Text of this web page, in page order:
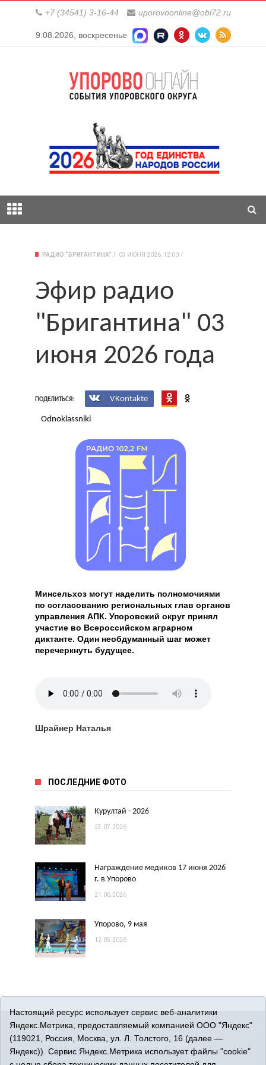
+7 (34541) 3-16-44 uporovoonline@obl72.ru
9.08.2026, воскресенье
РАДИО “БРИГАНТИНА” 03 ИЮНЯ 2026, 12:00
Эфир радио
"Бригантина" 03
июня 2026 года
ПОДЕЛИТЬСЯ: VKontakte
Odnoklassniki
Минсельхоз могут наделить полномочиями
по согласованию региональных глав органов
управления АПК. Упоровский округ принял
участие во Всероссийском аграрном
диктанте. Один необдуманный шаг может
перечеркнуть будущее.
Шрайнер Наталья
ПОСЛЕДНИЕ ФОТО
Курултай - 2026
23.07.2026
Награждение медиков 17 июня 2026
г. в Упорово
21.06.2026
Упорово, 9 мая
12.05.2026
16+
© 2015-2026 Сетевое издание «Упорово онлайн».
Политика оператора
Настоящий ресурс использует сервис веб-аналитики
Яндекс.Метрика, предоставляемый компанией ООО "Яндекс"
(119021, Россия, Москва, ул. Л. Толстого, 16 (далее —
Яндекс)). Сервис Яндекс.Метрика использует файлы "cookie"